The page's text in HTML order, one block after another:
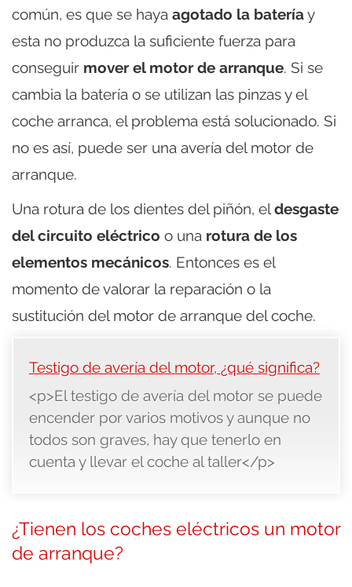
común, es que se haya agotado la bateríay
esta no produzca la suficiente fuerza para
conseguir mover el motor de arranque. Si se
cambia la batería o se utilizan las pinzas y el
coche arranca, el problema está solucionado. Si
no es así, puede ser una avería del motor de
arranque.
Una rotura de los dientes del piñón, eldesgaste
del circuito eléctrico o una rotura de los
elementos mecánicos. Entonces es el
momento de valorar la reparación o la
sustitución del motor de arranque del coche.
Testigo de avería del motor, ¿qué significa?
<p>El testigo de avería del motor se puede
encender por varios motivos y aunque no
todos son graves, hay que tenerlo en
cuenta y llevar el coche al taller</p>
¿Tienen los coches eléctricos un motor
de arranque?